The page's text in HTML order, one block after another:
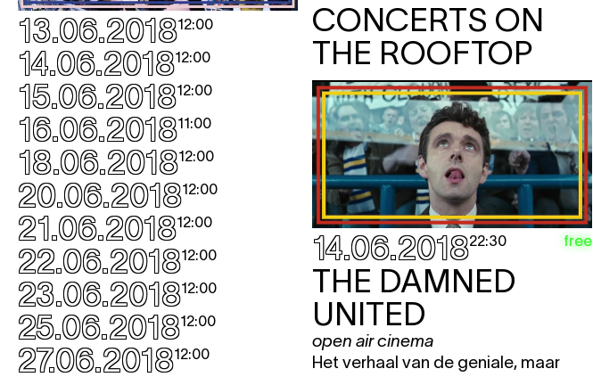
13.06.201812:00
14.06.201812:00
15.06.201812:00
16.06.201811:00
18.06.201812:00
20.06.201812:00
21.06.201812:00
22.06.201812:00
23.06.201812:00
25.06.201812:00
27.06.201812:00
CONCERTS ON
THE ROOFTOP
14.06.201822:30 free
THE DAMNED
UNITED
open air cinema
Het verhaal van de geniale, maar